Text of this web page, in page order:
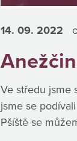
14. 09.2022
Ve středu jsme
jsme se
Pšíště se